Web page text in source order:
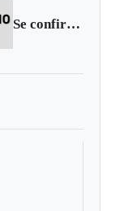
Se confirma audiencia del Presidente Santos con el Papa Francisco